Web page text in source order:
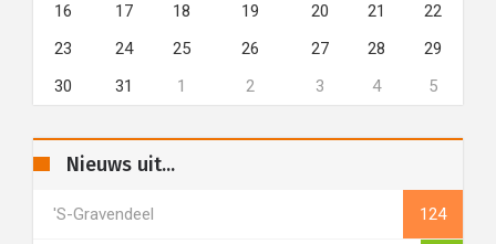
16
17 18 19 20 21
22
23
24 25 26 27 28
29
30
31 1 2 3 4 5
Nieuws uit...
's-Gravendeel 124